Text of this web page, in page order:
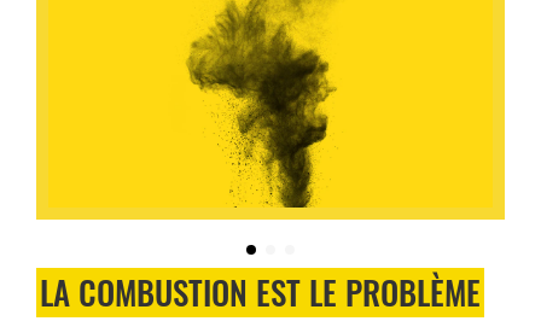
LA COMBUSTION EST LE PROBLÈME